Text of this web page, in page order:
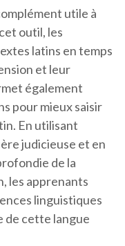
utile à
outil, les
latins en temps
et leur
également
pour mieux saisir
En utilisant
judicieuse et en
de la
les apprenants
linguistiques
de cette langue